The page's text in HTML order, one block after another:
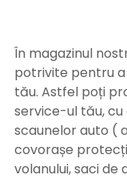
În magazinul
potrivite pentru a
tău. Astfel poți
service-ul tău,
scaunelor auto (
covorașe
volanului, saci de